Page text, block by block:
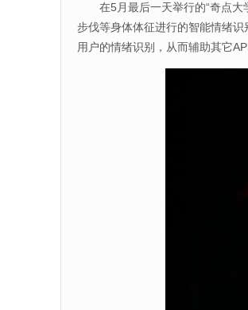
在5月最后一天举行的“奇点大学
步伐等身体体征进行的智能情绪
用户的情绪识别，从而辅助其它